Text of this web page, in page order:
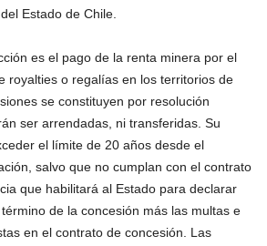
del Estado de Chile.
es el pago de la renta minera por el
royalties o regalías en los territorios de
se constituyen por resolución
ser arrendadas, ni transferidas. Su
el límite de 20 años desde el
salvo que no cumplan con el contrato
que habilitará al Estado para declarar
de la concesión más las multas e
en el contrato de concesión. Las